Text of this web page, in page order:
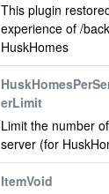
This plugin
experience of /
HuskHomes
erLimit
Limit the number
server (for
ItemVoid